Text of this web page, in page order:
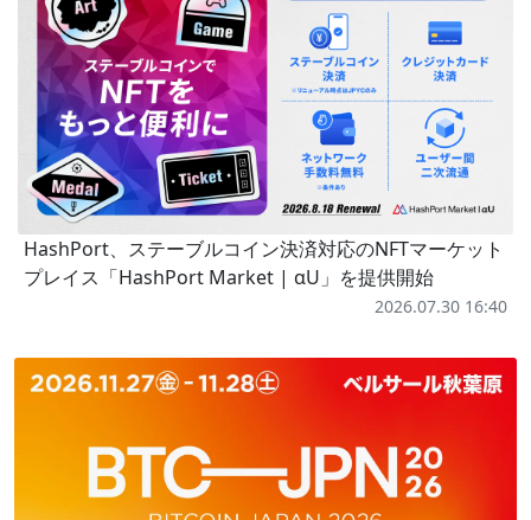
HashPort、ステーブルコイン決済対応のNFTマーケット
プレイス「HashPort Market | αU」を提供開始
2026.07.30 16:40